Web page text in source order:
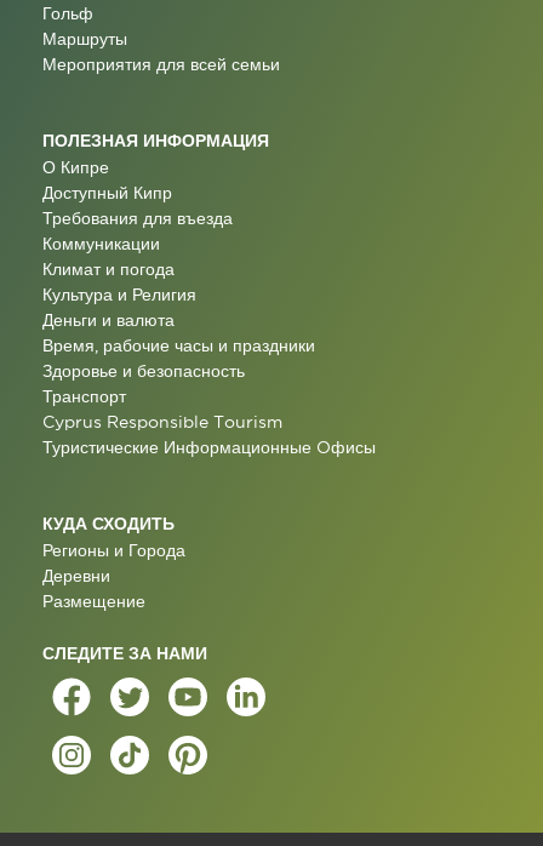
Гольф
Маршруты
Мероприятия для всей семьи
ПОЛЕЗНАЯ ИНФОРМАЦИЯ
О Кипре
Доступный Кипр
Требования для въезда
Коммуникации
Климат и погода
Культура и Религия
Деньги и валюта
Время, рабочие часы и праздники
Здоровье и безопасность
Транспорт
Cyprus Responsible Tourism
Туристические Информационные Oфисы
КУДА СХОДИТЬ
Регионы и Города
Деревни
Размещение
СЛЕДИТЕ ЗА НАМИ